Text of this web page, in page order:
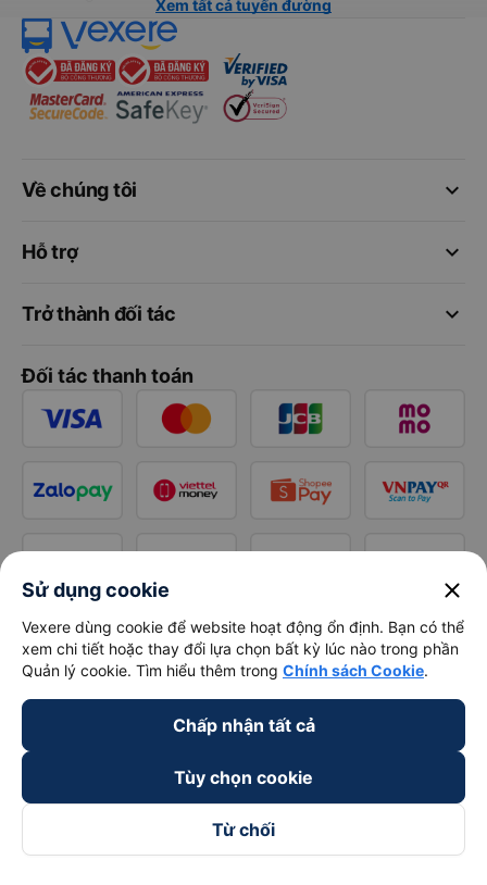
Xem tất cả tuyến đường
keyboard_arrow_down
Về chúng tôi
keyboard_arrow_down
Hỗ trợ
keyboard_arrow_down
Trở thành đối tác
Đối tác thanh toán
Sử dụng cookie close
Vexere dùng cookie để website hoạt động ổn định. Bạn có thể
xem chi tiết hoặc thay đổi lựa chọn bất kỳ lúc nào trong phần
Quản lý cookie. Tìm hiểu thêm trong Chính sách Cookie.
Chấp nhận tất cả
Tùy chọn cookie
Từ chối